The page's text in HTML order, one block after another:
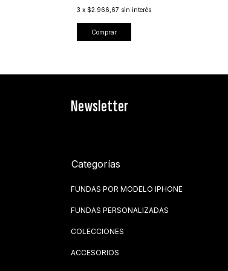
3 x $2.966,67 sin interés
Comprar
Newsletter
Categorías
FUNDAS POR MODELO IPHONE
FUNDAS PERSONALIZADAS
COLECCIONES
ACCESORIOS